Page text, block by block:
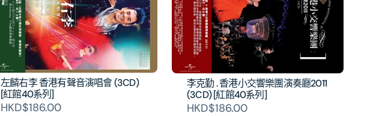
左麟右李 香港有聲音演唱會 (3CD)
[紅館40系列]
HKD$186.00
李克勤 . 香港小交響樂團演奏廳2011
(3CD) [紅館40系列]
HKD$186.00